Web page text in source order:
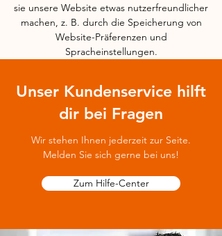
sie unsere Website etwas nutzerfreundlicher
machen, z. B. durch die Speicherung von
Website-Präferenzen und
Spracheinstellungen.
Unser Kundenservice hilft
dir bei Fragen
Wir stehen Ihnen jederzeit zur Seite.
Melden Sie sich gerne bei uns!
Zum Hilfe-Center